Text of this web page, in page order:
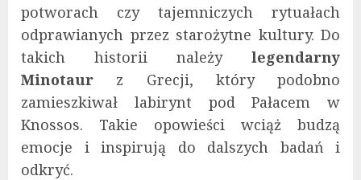
potworach czy tajemniczych rytuałach
odprawianych przez starożytne kultury. Do
takich historii należy legendarny
Minotaur z Grecji, który podobno
zamieszkiwał labirynt pod Pałacem w
Knossos. Takie opowieści wciąż budzą
emocje i inspirują do dalszych badań i
odkryć.